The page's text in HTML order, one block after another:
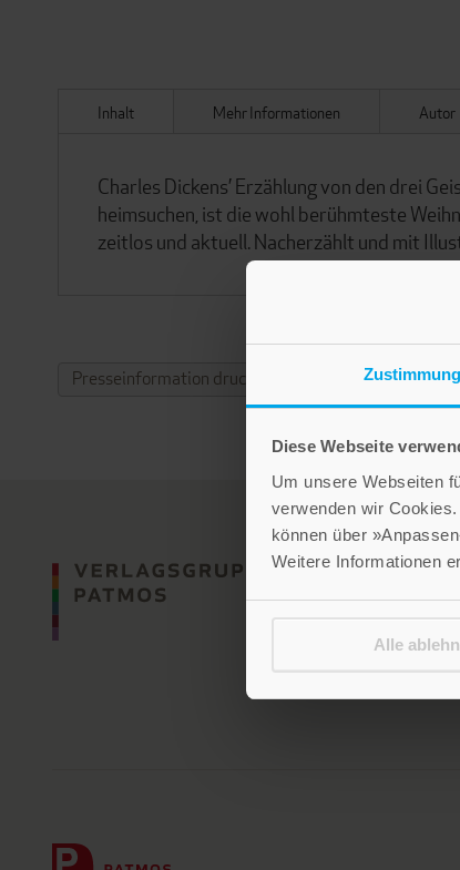
Zustimmung
Diese Webseite
Um unsere Webseiten
verwenden wir
können über
Weitere Informationen
Alle
Inhalt
Charles Dickens’ Erzählung von den drei
heimsuchen, ist die wohl berühmteste
zeitlos und aktuell. Nacherzählt und mit
Mehr Informationen Autor
Presseinformation drucken